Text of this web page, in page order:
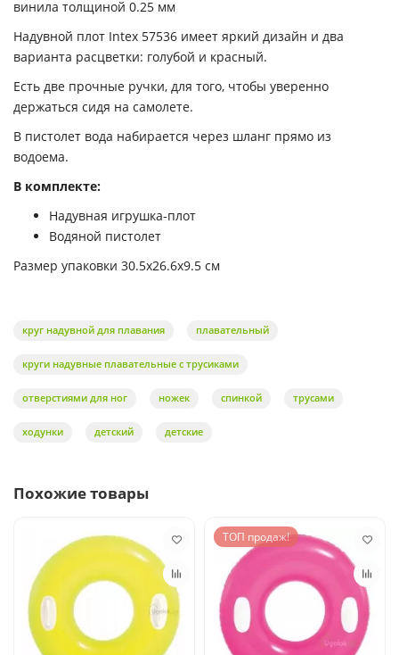
винила толщиной 0.25 мм
Надувной плот Intex 57536 имеет яркий дизайн и два
варианта расцветки: голубой и красный.
Есть две прочные ручки, для того, чтобы уверенно
держаться сидя на самолете.
В пистолет вода набирается через шланг прямо из
водоема.
В комплекте:
Надувная игрушка-плот
Водяной пистолет
Размер упаковки 30.5x26.6x9.5 см
круг надувной для плавания плавательный
круги надувные плавательные с трусиками
отверстиями для ног ножек спинкой трусами
ходунки детский детские
Похожие товары
ТОП продаж!